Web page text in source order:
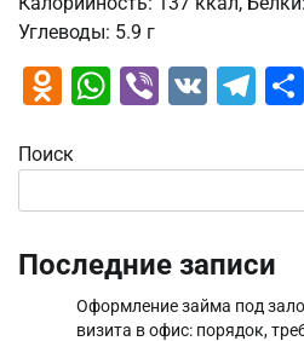
Углеводы: 5.9 г
Odnoklassniki
WhatsApp
Viber
VK
Поиск
Последние записи
Оформление займа под
визита в офис: порядок,